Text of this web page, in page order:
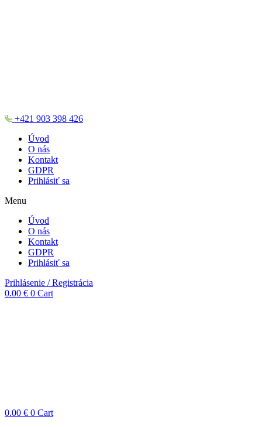
+421 903 398 426
Úvod
O nás
Kontakt
GDPR
Prihlásiť sa
Menu
Úvod
O nás
Kontakt
GDPR
Prihlásiť sa
Prihlásenie / Registrácia
0.00 € 0 Cart
0.00 € 0 Cart